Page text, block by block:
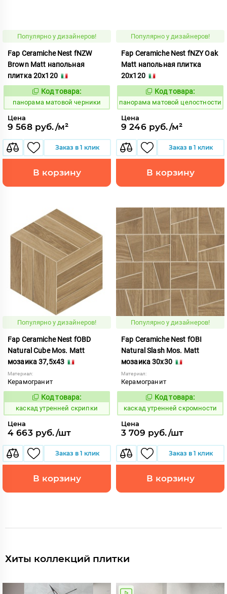
Популярно у дизайнеров!
Fap Ceramiche Nest fNZW
Brown Matt напольная
плитка 20x120
537994
Код товара:
панорама матовой черники
Цена
9 568 руб./м²
Заказ в 1 клик
В корзину
Популярно у дизайнеров!
Fap Ceramiche Nest fNZY Oak
Matt напольная плитка
20x120
537993
Код товара:
панорама матовой целостности
Цена
9 246 руб./м²
Заказ в 1 клик
В корзину
Популярно у дизайнеров!
Fap Ceramiche Nest fOBD
Natural Cube Mos. Matt
мозаика 37,5x43
Материал:
Керамогранит
638717
Код товара:
каскад утренней скрипки
Цена
4 663 руб./шт
Заказ в 1 клик
В корзину
Популярно у дизайнеров!
Fap Ceramiche Nest fOBI
Natural Slash Mos. Matt
мозаика 30x30
Материал:
Керамогранит
638718
Код товара:
каскад утренней скромности
Цена
3 709 руб./шт
Заказ в 1 клик
В корзину
Хиты коллекций плитки